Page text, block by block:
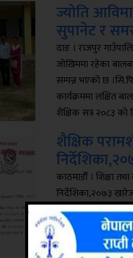
ज्योति
सुपानेट र
दाङ । राजपुर
जोखिममा रहेका
सम्पन्न भएको छ
कार्यक्रममा लक्षित
शैक्षिक सत्र २०८३ को
शैक्षिक
काठमाडौँ । शिक्षा
निर्देशिका,२०७३
मंगलबार जारी सूचना
हो । सरकारबाट
नियमावली, २०८३